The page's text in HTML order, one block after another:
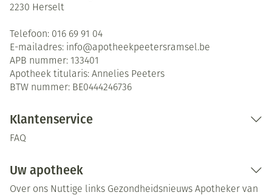
2230 Herselt
Telefoon: 016 69 91 04
E-mailadres: info@apotheekpeetersramsel.be
APB nummer: 133401
Apotheek titularis: Annelies Peeters
BTW nummer: BE0444246736
Klantenservice
FAQ
Uw apotheek
Over ons Nuttige links Gezondheidsnieuws Apotheker van